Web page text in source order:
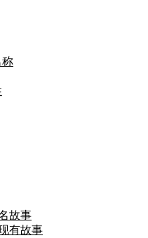
称
故事
有故事